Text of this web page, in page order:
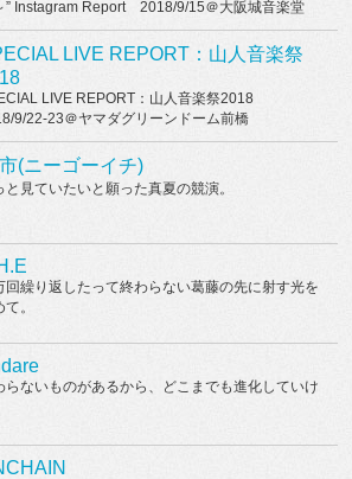
” Instagram Report 2018/9/15＠大阪城音楽堂
LIVE REPORT：山人音楽祭
LIVE REPORT：山人音楽祭2018
9/22-23＠ヤマダグリーンドーム前橋
(ニーゴーイチ)
と見ていたいと願った真夏の競演。
回繰り返したって終わらない葛藤の先に射す光を
。
らないものがあるから、どこまでも進化していけ